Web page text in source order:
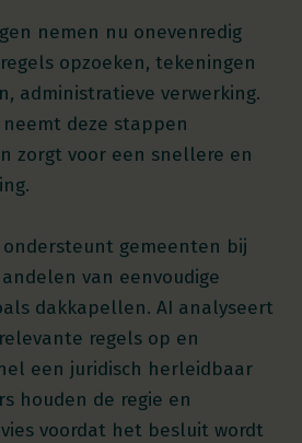
nemen nu onevenredig
opzoeken, tekeningen
administratieve verwerking.
deze stappen
zorgt voor een snellere en
ondersteunt gemeenten bij
van eenvoudige
dakkapellen. AI analyseert
regels op en
een juridisch herleidbaar
houden de regie en
voordat het besluit wordt